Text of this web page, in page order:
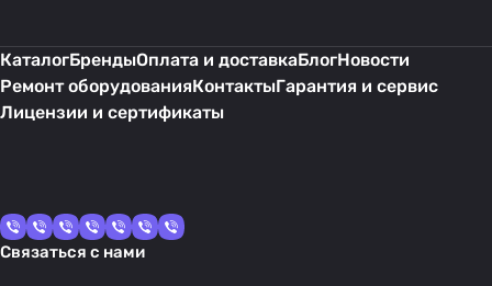
КаталогБрендыОплата и доставкаБлогНовости
Ремонт оборудованияКонтактыГарантия и сервис
Лицензии и сертификаты
Связаться с нами